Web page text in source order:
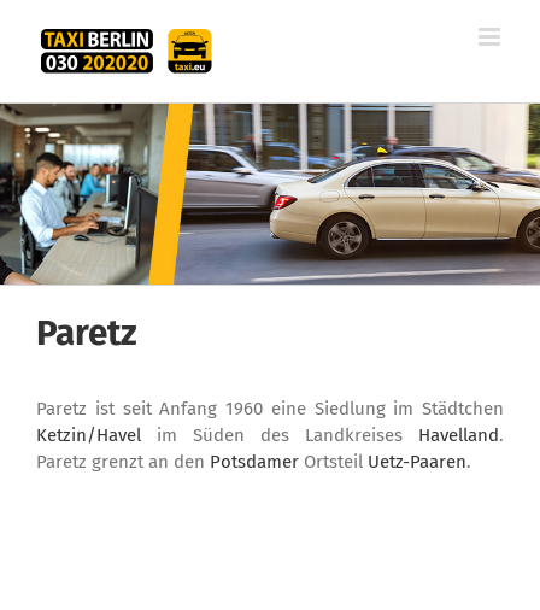
Inhalt
springen
Paretz
Paretz ist seit Anfang 1960 eine Siedlung im Städtchen
Ketzin/Havel im Süden des Landkreises Havelland.
Paretz grenzt an den Potsdamer Ortsteil Uetz-Paaren.